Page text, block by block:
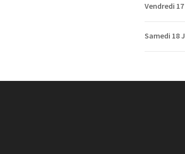
Vendredi
Samedi 18